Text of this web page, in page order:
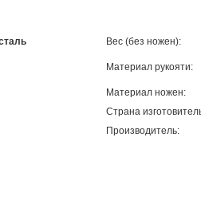
Вес (без ножен):
Материал рукояти:
Материал ножен:
Страна
Производитель: